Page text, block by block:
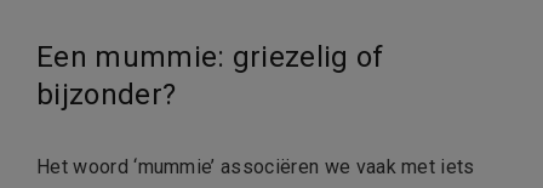
Een mummie: griezelig of
bijzonder?
Het woord ‘mummie’ associëren we vaak met iets